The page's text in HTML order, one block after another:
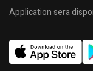
Application sera